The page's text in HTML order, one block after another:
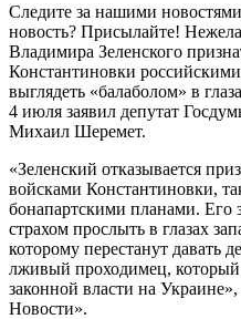
Следите за нашими
новость? Присылайте!
Владимира Зеленского
Константиновки
выглядеть «балаболом» в
4 июля заявил депутат
Михаил Шеремет.
«Зеленский отказывается
войсками Константиновки,
бонапартскими планами. Его
страхом прослыть в глазах
которому перестанут давать
лживый проходимец,
законной власти на
Новости».